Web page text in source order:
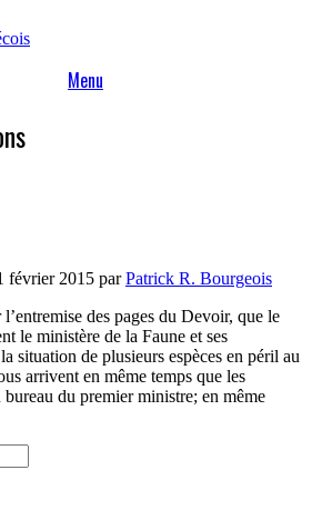
Menu
février 2015 parPatrick R. Bourgeois
des pages du Devoir, que le
le ministère de la Faune et ses
situation de plusieurs espèces en péril au
arrivent en même temps que les
du premier ministre; en même